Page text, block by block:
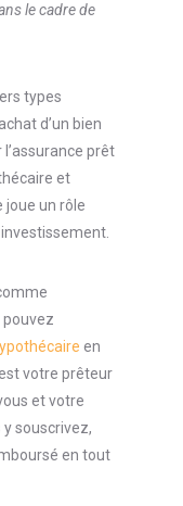
le cadre de
types
d’un bien
prêt
et
joue un rôle
en
votre prêteur
et votre
souscrivez,
en tout